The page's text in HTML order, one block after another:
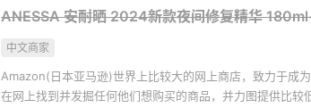
ANESSA 安耐晒 2024新款夜间修复精华
中文商家
Amazon(日本亚马逊)世界上比较大的网上商店，致力于成
在网上找到并发掘任何他们想购买的商品，并力图提供比